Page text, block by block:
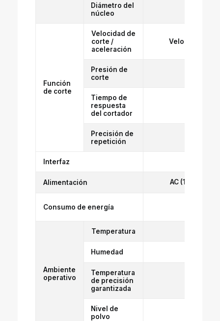
Diámetro del
núcleo
Función
de corte
Velocidad de
corte /
aceleración
Velocidad:
Presión de
corte
Tiempo de
respuesta
del cortador
Precisión de
repetición
Interfaz
Alimentación AC (100～
Consumo de energía
Ambiente
operativo
Temperatura
Humedad
Temperatura
de precisión
garantizada
Nivel de
polvo